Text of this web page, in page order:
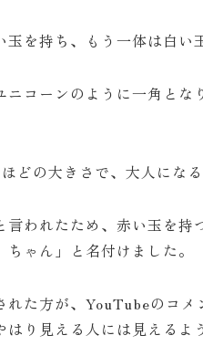
を持ち、もう一体は白い
ニコーンのように一角と
どの大きさで、大人にな
言われたため、赤い玉を
ゃん」と名付けました。
れた方が、YouTubeのコ
り見える人には見えるよ